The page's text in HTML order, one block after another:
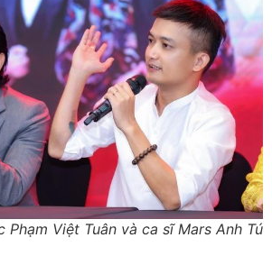
Phạm Việt Tuân và ca sĩ Mars Anh Tú